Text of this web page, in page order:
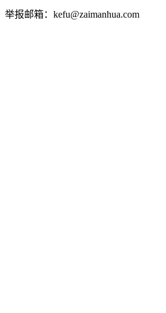
举报邮箱：kefu@zaimanhua.com